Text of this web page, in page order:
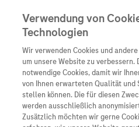
Verwendung von
Technologien
Wir verwenden Cookies und
um unsere Website zu
notwendige Cookies, damit wir
von Ihnen erwarteten Qualität und
stellen können. Die für diesen
werden ausschließlich
Zusätzlich möchten wir gerne